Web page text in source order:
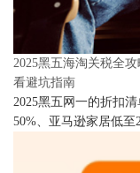
2025黑五海淘关税全
看避坑指南
2025黑五网一的折扣
50%、亚马逊家居低至